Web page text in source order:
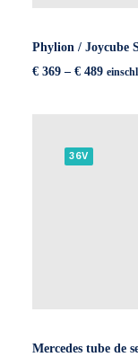
Phylion / Joycube
€ 369 – € 489
36V
Mercedes tube de